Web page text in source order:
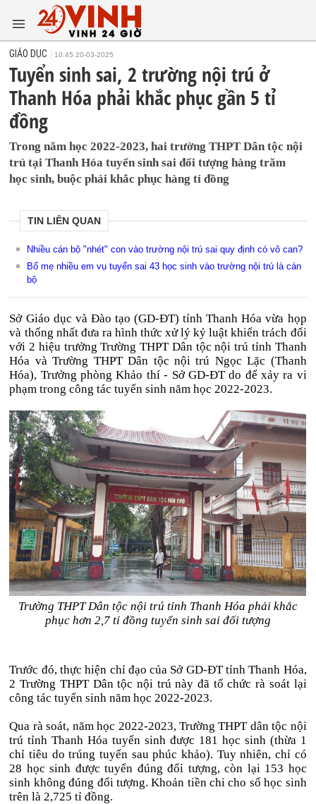
GIÁO DỤC 10:45 20-03-2025
Tuyển sinh sai, 2 trường nội trú ở
Thanh Hóa phải khắc phục gần 5 tỉ
đồng
Trong năm học 2022-2023, hai trường THPT Dân tộc nội
trú tại Thanh Hóa tuyển sinh sai đối tượng hàng trăm
học sinh, buộc phải khắc phục hàng tỉ đồng
TIN LIÊN QUAN
Nhiều cán bộ "nhét" con vào trường nội trú sai quy định có vô can?
Bố mẹ nhiều em vụ tuyển sai 43 học sinh vào trường nội trú là cán
bộ
Sở Giáo dục và Đào tạo (GD-ĐT) tỉnh Thanh Hóa vừa họp
và thống nhất đưa ra hình thức xử lý kỷ luật khiển trách đối
với 2 hiệu trưởng Trường THPT Dân tộc nội trú tỉnh Thanh
Hóa và Trường THPT Dân tộc nội trú Ngọc Lặc (Thanh
Hóa), Trưởng phòng Khảo thí - Sở GD-ĐT do để xảy ra vi
phạm trong công tác tuyển sinh năm học 2022-2023.
Trường THPT Dân tộc nội trú tỉnh Thanh Hóa phải khắc
phục hơn 2,7 tỉ đồng tuyển sinh sai đối tượng
Trước đó, thực hiện chỉ đạo của Sở GD-ĐT tỉnh Thanh Hóa,
2 Trường THPT Dân tộc nội trú này đã tổ chức rà soát lại
công tác tuyển sinh năm học 2022-2023.
Qua rà soát, năm học 2022-2023, Trường THPT dân tộc nội
trú tỉnh Thanh Hóa tuyển sinh được 181 học sinh (thừa 1
chỉ tiêu do trúng tuyển sau phúc khảo). Tuy nhiên, chỉ có
28 học sinh được tuyển đúng đối tượng, còn lại 153 học
sinh không đúng đối tượng. Khoản tiền chi cho số học sinh
trên là 2,725 tỉ đồng.